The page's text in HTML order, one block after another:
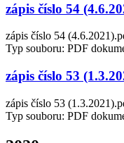
zápis číslo 54
zápis číslo 54
Typ souboru: PDF
zápis číslo 53
zápis číslo 53
Typ souboru: PDF